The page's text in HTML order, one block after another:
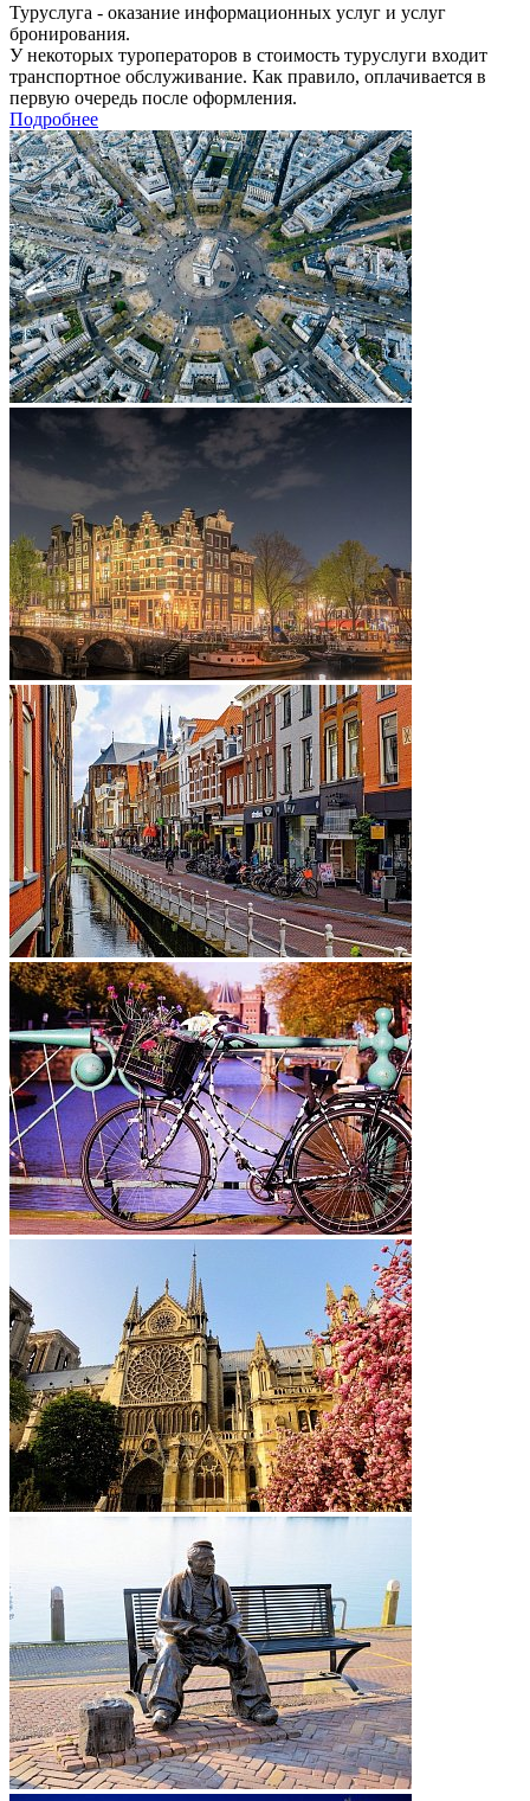
Туруслуга - оказание информационных услуг и услуг
бронирования.
У некоторых туроператоров в стоимость туруслуги входит
транспортное обслуживание. Как правило, оплачивается в
первую очередь после оформления.
Подробнее